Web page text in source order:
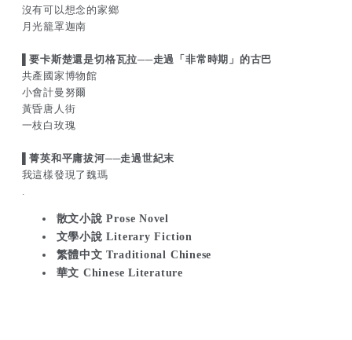
沒有可以想念的家鄉
月光籠罩迦南
▌要卡斯楚還是切格瓦拉──走過「非常時期」的古巴
共產國家博物館
小會計曼努爾
黃昏唐人街
一枝白玫瑰
▌菁英和平庸拔河──走過世紀末
我這樣發現了魏瑪
散文小說 Prose Novel
文學小說 Literary Fiction
繁體中文 Traditional Chinese
華文 Chinese Literature